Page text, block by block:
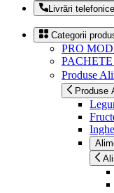
Livrări telefonice
Categorii
PRO
Produse
Produse